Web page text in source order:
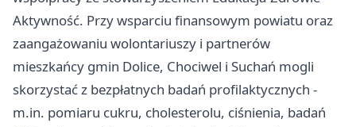
Aktywność. Przy wsparciu finansowym powiatu oraz
zaangażowaniu wolontariuszy i partnerów
mieszkańcy gmin Dolice, Chociwel i Suchań mogli
skorzystać z bezpłatnych badań profilaktycznych -
m.in. pomiaru cukru, cholesterolu, ciśnienia, badań